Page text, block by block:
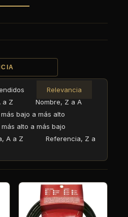
Relevancia
a Z
Nombre, Z a A
bajo a más alto
alto a más bajo
A a Z
Referencia, Z a